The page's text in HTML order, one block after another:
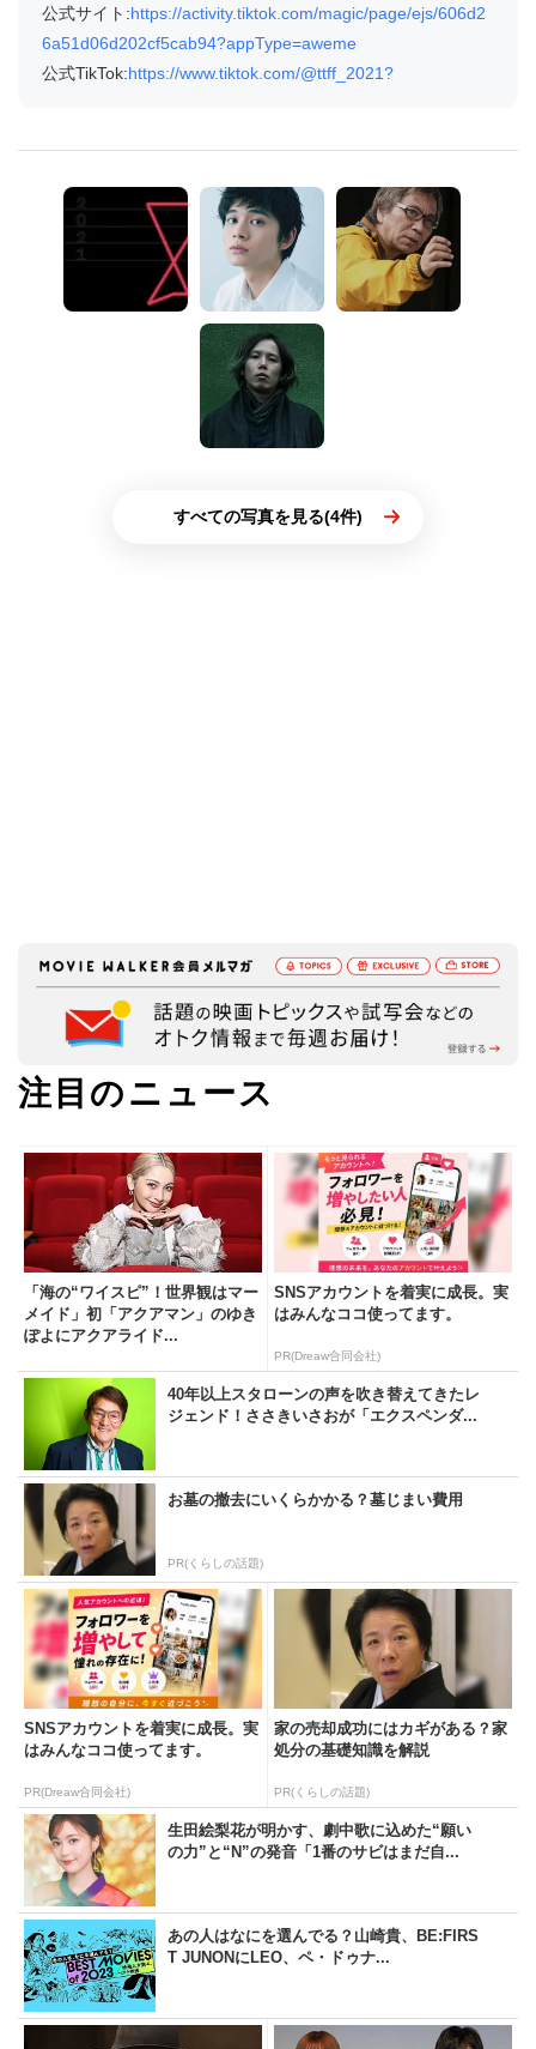
公式サイト:https://activity.tiktok.com/magic/page/ejs/606d2
6a51d06d202cf5cab94?appType=aweme
公式TikTok:https://www.tiktok.com/@ttff_2021?
すべての写真を見る(4件)
注目のニュース
「海の“ワイスピ”！世界観はマー
メイド」初「アクアマン」のゆき
ぽよにアクアライド...
SNSアカウントを着実に成長。実
はみんなココ使ってます。
PR(Dreaw合同会社)
40年以上スタローンの声を吹き替えてきたレ
ジェンド！ささきいさおが「エクスペンダ...
お墓の撤去にいくらかかる？墓じまい費用
PR(くらしの話題)
SNSアカウントを着実に成長。実
はみんなココ使ってます。
PR(Dreaw合同会社)
家の売却成功にはカギがある？家
処分の基礎知識を解説
PR(くらしの話題)
生田絵梨花が明かす、劇中歌に込めた“願い
の力”と“N”の発音「1番のサビはまだ自...
あの人はなにを選んでる？山崎貴、BE:FIRS
T JUNONにLEO、ペ・ドゥナ...